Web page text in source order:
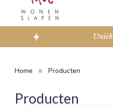
Unieke
Home Producten
Producten